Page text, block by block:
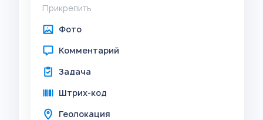
Прикрепить
Фото
Комментарий
Задача
Штрих-код
Геолокация